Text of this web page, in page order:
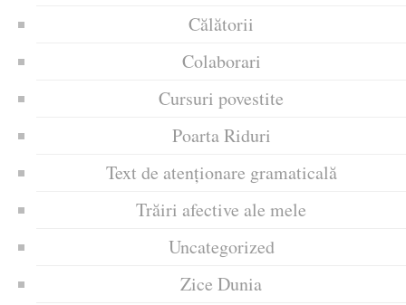
Călătorii
Colaborari
Cursuri povestite
Poarta Riduri
Text de atenționare gramaticală
Trăiri afective ale mele
Uncategorized
Zice Dunia